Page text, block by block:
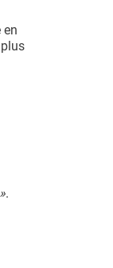
en
.